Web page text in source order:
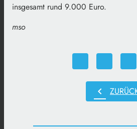
insgesamt rund 9.000 Euro.
mso
chevron_left